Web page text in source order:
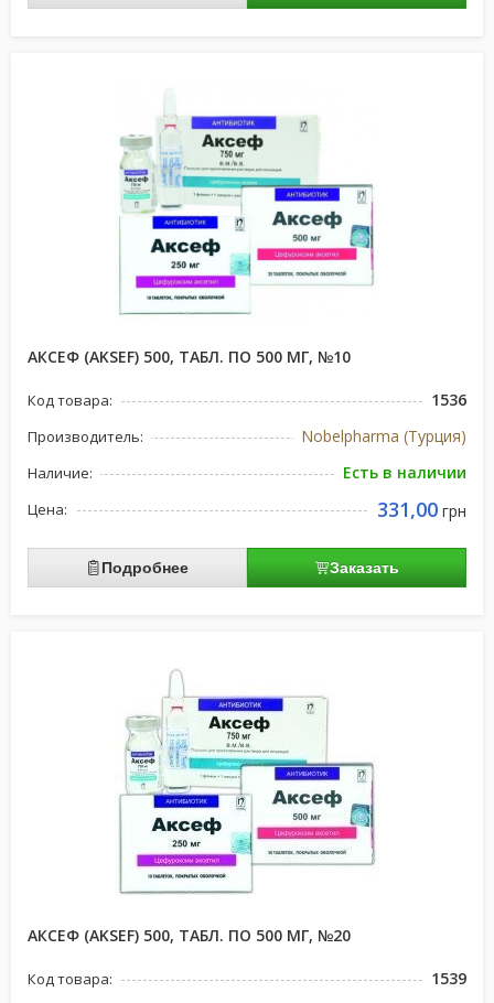
АКСЕФ (AKSEF) 500, ТАБЛ. ПО 500 МГ, №10
Код товара: 1536
Производитель: Nobelpharma (Турция)
Наличие: Есть в наличии
Цена: 331,00 грн
Подробнее Заказать
АКСЕФ (AKSEF) 500, ТАБЛ. ПО 500 МГ, №20
Код товара: 1539